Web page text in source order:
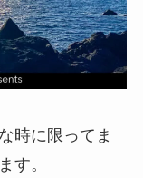
時に限ってま
す。